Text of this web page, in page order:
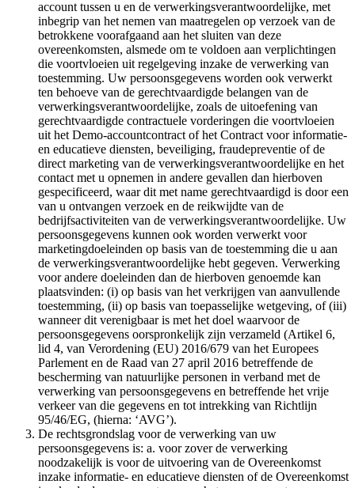
account tussen u en de verwerkingsverantwoordelijke, met
inbegrip van het nemen van maatregelen op verzoek van de
betrokkene voorafgaand aan het sluiten van deze
overeenkomsten, alsmede om te voldoen aan verplichtingen
die voortvloeien uit regelgeving inzake de verwerking van
toestemming. Uw persoonsgegevens worden ook verwerkt
ten behoeve van de gerechtvaardigde belangen van de
verwerkingsverantwoordelijke, zoals de uitoefening van
gerechtvaardigde contractuele vorderingen die voortvloeien
uit het Demo-accountcontract of het Contract voor informatie-
en educatieve diensten, beveiliging, fraudepreventie of de
direct marketing van de verwerkingsverantwoordelijke en het
contact met u opnemen in andere gevallen dan hierboven
gespecificeerd, waar dit met name gerechtvaardigd is door een
van u ontvangen verzoek en de reikwijdte van de
bedrijfsactiviteiten van de verwerkingsverantwoordelijke. Uw
persoonsgegevens kunnen ook worden verwerkt voor
marketingdoeleinden op basis van de toestemming die u aan
de verwerkingsverantwoordelijke hebt gegeven. Verwerking
voor andere doeleinden dan de hierboven genoemde kan
plaatsvinden: (i) op basis van het verkrijgen van aanvullende
toestemming, (ii) op basis van toepasselijke wetgeving, of (iii)
wanneer dit verenigbaar is met het doel waarvoor de
persoonsgegevens oorspronkelijk zijn verzameld (Artikel 6,
lid 4, van Verordening (EU) 2016/679 van het Europees
Parlement en de Raad van 27 april 2016 betreffende de
bescherming van natuurlijke personen in verband met de
verwerking van persoonsgegevens en betreffende het vrije
verkeer van die gegevens en tot intrekking van Richtlijn
95/46/EG, (hierna: ‘AVG’).
De rechtsgrondslag voor de verwerking van uw
persoonsgegevens is: a. voor zover de verwerking
noodzakelijk is voor de uitvoering van de Overeenkomst
inzake informatie- en educatieve diensten of de Overeenkomst